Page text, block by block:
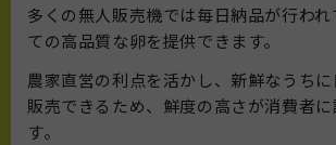
多くの無人販売機では毎日納品が行わ
ての高品質な卵を提供できます。
農家直営の利点を活かし、新鮮なうち
販売できるため、鮮度の高さが消費者
す。